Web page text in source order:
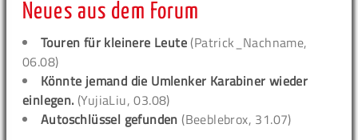
Neues aus dem Forum
Touren für kleinere Leute (Patrick_Nachname,
06.08)
Könnte jemand die Umlenker Karabiner wieder
einlegen. (YujiaLiu, 03.08)
Autoschlüssel gefunden (Beeblebrox, 31.07)